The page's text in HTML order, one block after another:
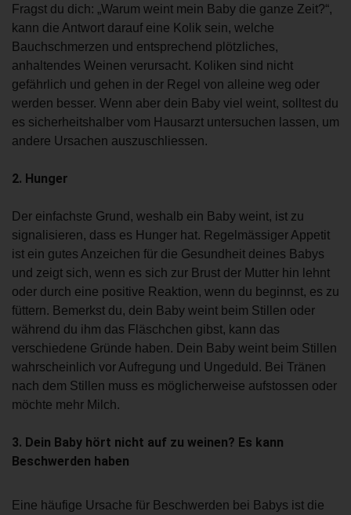
Fragst du dich: „Warum weint mein Baby die ganze Zeit?“,
kann die Antwort darauf eine Kolik sein, welche
Bauchschmerzen und entsprechend plötzliches,
anhaltendes Weinen verursacht. Koliken sind nicht
gefährlich und gehen in der Regel von alleine weg oder
werden besser. Wenn aber dein Baby viel weint, solltest du
es sicherheitshalber vom Hausarzt untersuchen lassen, um
andere Ursachen auszuschliessen.
2. Hunger
Der einfachste Grund, weshalb ein Baby weint, ist zu
signalisieren, dass es Hunger hat. Regelmässiger Appetit
ist ein gutes Anzeichen für die Gesundheit deines Babys
und zeigt sich, wenn es sich zur Brust der Mutter hin lehnt
oder durch eine positive Reaktion, wenn du beginnst, es zu
füttern. Bemerkst du, dein Baby weint beim Stillen oder
während du ihm das Fläschchen gibst, kann das
verschiedene Gründe haben. Dein Baby weint beim Stillen
wahrscheinlich vor Aufregung und Ungeduld. Bei Tränen
nach dem Stillen muss es möglicherweise aufstossen oder
möchte mehr Milch.
3. Dein Baby hört nicht auf zu weinen? Es kann
Beschwerden haben
Eine häufige Ursache für Beschwerden bei Babys ist die